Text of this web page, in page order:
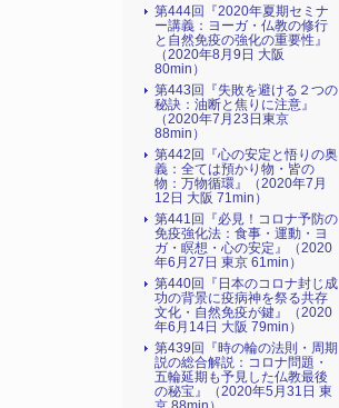
第444回『2020年夏期セミナ
ー講義：ヨーガ・仏教の修行
と自然免疫の強化の重要性』
（2020年8月9日 大阪
80min）
第443回『失敗を避ける２つの
秘訣：油断と焦りに注意』
（2020年7月23日東京
88min）
第442回『心の安定と悟りの奥
義：全ては預かり物・皆の
物：万物循環』（2020年7月
12日 大阪 71min）
第441回『必見！コロナ予防の
免疫強化法：食事・運動・ヨ
ガ・瞑想・心の安定』（2020
年6月27日 東京 61min）
第440回『日本のコロナ封じ成
功の背景に疫病神を祭る共存
文化・自然免疫が鍵』（2020
年6月14日 大阪 79min）
第439回『時の輪の法則・周期
説の総合解説：コロナ問題・
五輪延期も予見した仏教最後
の秘宝』（2020年5月31日 東